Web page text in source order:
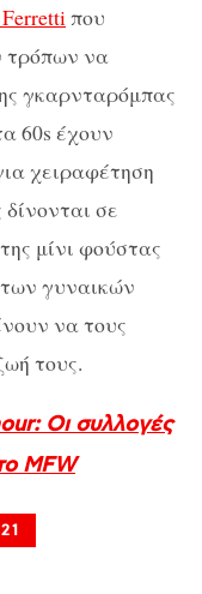
που
τρόπων να
γκαρνταρόμπας
60s έχουν
χειραφέτηση
σε
μίνι φούστας
γυναικών
να τους
τους.
Oι συλλογές
MFW